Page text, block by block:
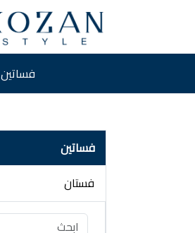
فساتين
فساتين
فستان